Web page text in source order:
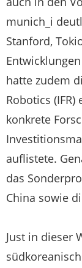
munich_i
Stanford,
hatte zudem
Robotics
konkrete
auflistete.
das
China sowie
Just in dieser